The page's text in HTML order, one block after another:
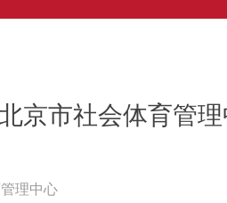
京市社会体育管
理中心